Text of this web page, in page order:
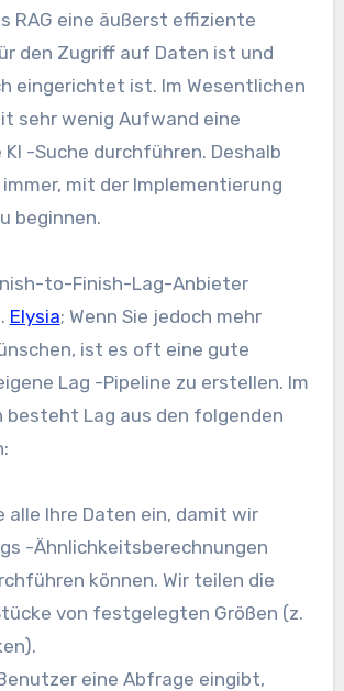
RAG eine äußerst effiziente
den Zugriff auf Daten ist und
eingerichtet ist. Im Wesentlichen
sehr wenig Aufwand eine
-Suche durchführen. Deshalb
mit der Implementierung
beginnen.
to-Finish-Lag-Anbieter
Elysia; Wenn Sie jedoch mehr
ist es oft eine gute
Lag -Pipeline zu erstellen. Im
besteht Lag aus den folgenden
alle Ihre Daten ein, damit wir
-Ähnlichkeitsberechnungen
können. Wir teilen die
von festgelegten Größen (z.
eine Abfrage eingibt,